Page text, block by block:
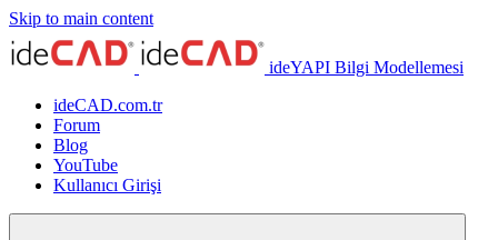
Skip to main content
ideYAPI Bilgi Modellemesi
ideCAD.com.tr
Forum
Blog
YouTube
Kullanıcı Girişi